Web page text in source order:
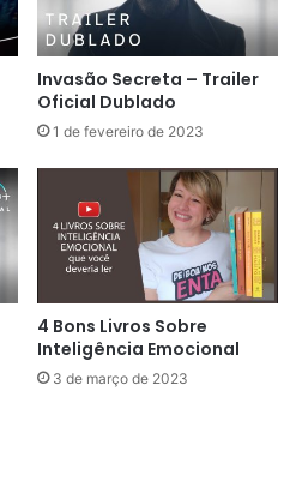
Invasão Secreta – Trailer
Oficial Dublado
1 de fevereiro de 2023
4 Bons Livros Sobre
Inteligência Emocional
3 de março de 2023